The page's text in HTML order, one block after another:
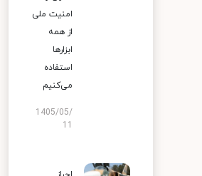
امنیت ملی
از همه
ابزارها
استفاده
می‌کنیم
1405/05/